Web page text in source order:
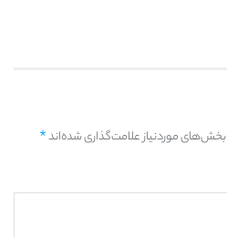
بخش‌های موردنیاز علامت‌گذاری شده‌اند*